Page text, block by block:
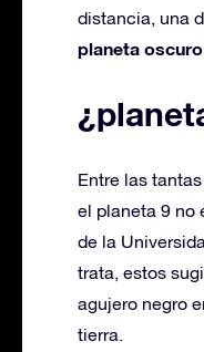
distancia, una
planeta
Entre las
el planeta 9 no
de la
trata, estos
agujero negro
tierra.